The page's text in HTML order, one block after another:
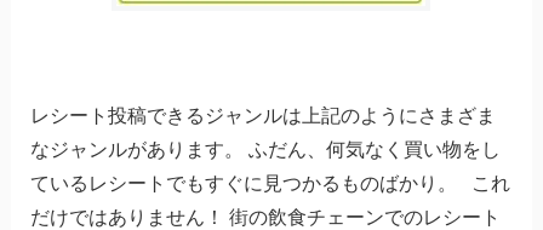
レシート投稿できるジャンルは上記のようにさまざま
なジャンルがあります。 ふだん、何気なく買い物をし
ているレシートでもすぐに見つかるものばかり。 これ
だけではありません！ 街の飲食チェーンでのレシート